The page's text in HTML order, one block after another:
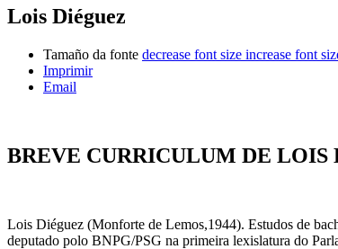
Lois Diéguez
Tamaño da fonte decrease font size increase font
Imprimir
Email
BREVE CURRICULUM DE LOIS
Lois Diéguez (Monforte de Lemos,1944). Estudos de
deputado polo BNPG/PSG na primeira lexislatura do